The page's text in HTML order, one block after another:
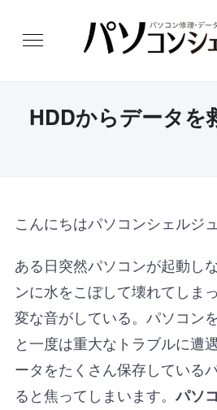
HDDからデータを
こんにちはパソコンシェルジ
ある日突然パソコンが起動し
ンに水をこぼして壊れてしま
変な音がしている。パソコン
と一度は重大なトラブルに遭
ータをたくさん保存している
ると焦ってしまいます。パソ